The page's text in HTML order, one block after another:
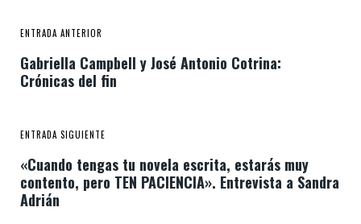
ENTRADA ANTERIOR
Gabriella Campbell y José Antonio Cotrina:
Crónicas del fin
ENTRADA SIGUIENTE
«Cuando tengas tu novela escrita, estarás muy
contento, pero TEN PACIENCIA». Entrevista a Sandra
Adrián